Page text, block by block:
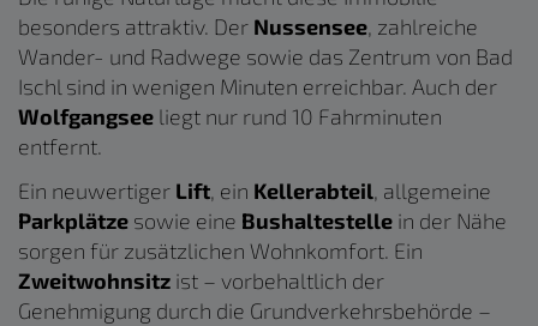
besonders attraktiv. Der Nussensee, zahlreiche
Wander- und Radwege sowie das Zentrum von Bad
Ischl sind in wenigen Minuten erreichbar. Auch der
Wolfgangsee liegt nur rund 10 Fahrminuten
entfernt.
Ein neuwertiger Lift, ein Kellerabteil, allgemeine
Parkplätze sowie eine Bushaltestelle in der Nähe
sorgen für zusätzlichen Wohnkomfort. Ein
Zweitwohnsitz ist – vorbehaltlich der
Genehmigung durch die Grundverkehrsbehörde –